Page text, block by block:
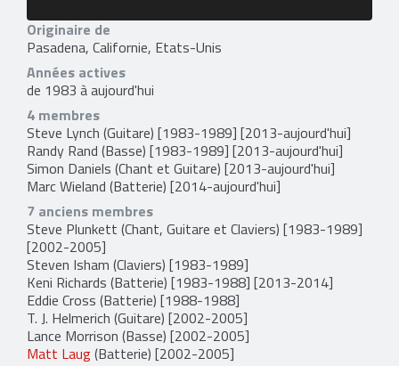
Originaire de
Pasadena, Californie, Etats-Unis
Années actives
de 1983 à aujourd'hui
4 membres
Steve Lynch (Guitare) [1983-1989] [2013-aujourd'hui]
Randy Rand (Basse) [1983-1989] [2013-aujourd'hui]
Simon Daniels (Chant et Guitare) [2013-aujourd'hui]
Marc Wieland (Batterie) [2014-aujourd'hui]
7 anciens membres
Steve Plunkett (Chant, Guitare et Claviers) [1983-1989]
[2002-2005]
Steven Isham (Claviers) [1983-1989]
Keni Richards (Batterie) [1983-1988] [2013-2014]
Eddie Cross (Batterie) [1988-1988]
T. J. Helmerich (Guitare) [2002-2005]
Lance Morrison (Basse) [2002-2005]
Matt Laug(Batterie) [2002-2005]